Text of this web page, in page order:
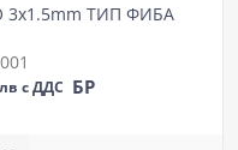
ТИП ФИБА
с ДДС БР